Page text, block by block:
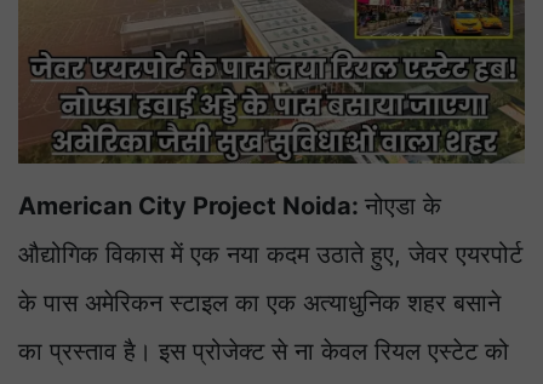
American City Project Noida: नोएडा के
औद्योगिक विकास में एक नया कदम उठाते हुए, जेवर एयरपोर्ट
के पास अमेरिकन स्टाइल का एक अत्याधुनिक शहर बसाने
का प्रस्ताव है। इस प्रोजेक्ट से ना केवल रियल एस्टेट को